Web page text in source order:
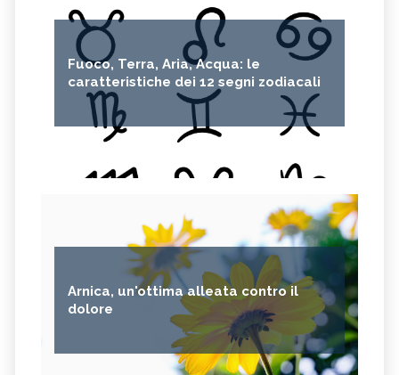
Fuoco, Terra, Aria, Acqua: le
caratteristiche dei 12 segni zodiacali
Arnica, un'ottima alleata contro il
dolore